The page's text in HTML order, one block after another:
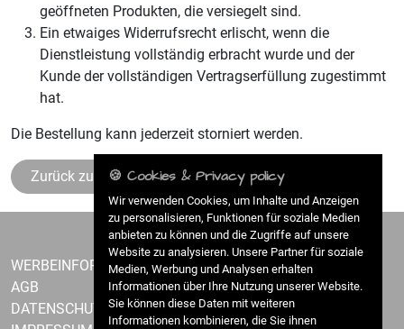
geöffneten Produkten, die versiegelt sind.
Ein etwaiges Widerrufsrecht erlischt, wenn die
Dienstleistung vollständig erbracht wurde und der
Kunde der vollständigen Vertragserfüllung zugestimmt
hat.
Die Bestellung kann jederzeit storniert werden.
Zurück zur Speisekarte
WERBEINFORMATION
AGB
DATENSCHUTZ
🍪 Cookies & Privacy policy
Wir verwenden Cookies, um Inhalte und Anzeigen
zu personalisieren, Funktionen für soziale Medien
anbieten zu können und die Zugriffe auf unsere
Website zu analysieren. Unsere Partner für soziale
Medien, Werbung und Analysen erhalten
Informationen über Ihre Nutzung unserer Website.
Sie können diese Daten mit weiteren
Informationen kombinieren, die Sie ihnen